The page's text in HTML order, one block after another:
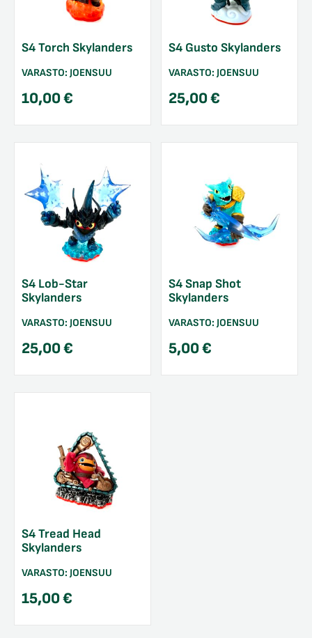
S4 Torch Skylanders
VARASTO: JOENSUU
10,00€
S4 Gusto Skylanders
VARASTO: JOENSUU
25,00€
S4 Lob-Star
Skylanders
VARASTO: JOENSUU
25,00€
S4 Snap Shot
Skylanders
VARASTO: JOENSUU
5,00€
S4 Tread Head
Skylanders
VARASTO: JOENSUU
15,00€